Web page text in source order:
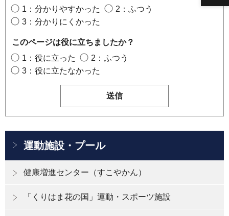
1：分かりやすかった
2：ふつう
3：分かりにくかった
このページは役に立ちましたか？
1：役に立った
2：ふつう
3：役に立たなかった
運動施設・プール
健康増進センター（すこやかん）
「くりはま花の国」運動・スポーツ施設